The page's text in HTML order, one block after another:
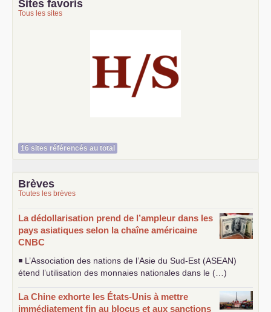
Sites favoris
Tous les sites
16 sites référencés au total
Brèves
Toutes les brèves
La dédollarisation prend de l’ampleur dans les
pays asiatiques selon la chaîne américaine
CNBC
◾ L’Association des nations de l’Asie du Sud-Est (ASEAN)
étend l’utilisation des monnaies nationales dans le (…)
La Chine exhorte les États-Unis à mettre
immédiatement fin au blocus et aux sanctions